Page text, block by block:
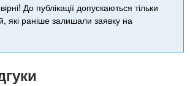
До публікації допускаються тільки
які раніше залишали заявку на